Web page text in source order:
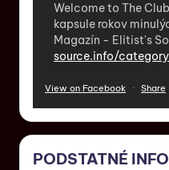
Welcome to The
kapsule rokov
Magazín - Elitist's
source.info/
View on Facebook · Share
PODSTATNÉ